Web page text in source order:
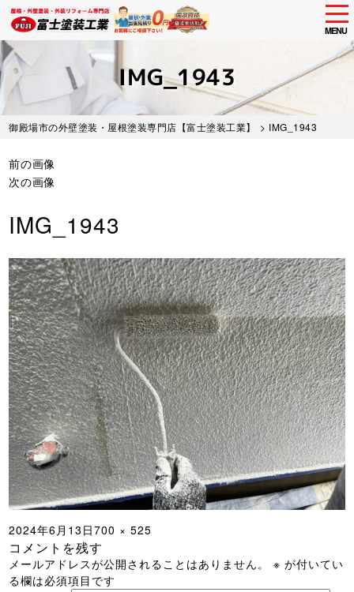
Skip
to
main
content
MENU
IMG_1943
御殿場市の外壁塗装・屋根塗装専門店【富士塗装工業】 > IMG_1943
前の画像
次の画像
IMG_1943
投
稿
日:
2024年6月13日フ
ル
サ
イ
700 × 525
コメントを残す
メールアドレスが公開されることはありません。 ※ が付いてい
る欄は必須項目です